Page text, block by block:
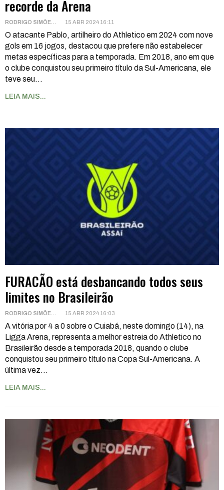
recorde da Arena
15 ABR 2024 16:11
O atacante Pablo, artilheiro do Athletico em 2024 com nove
gols em 16 jogos, destacou que prefere não estabelecer
metas específicas para a temporada. Em 2018, ano em que
o clube conquistou seu primeiro título da Sul-Americana, ele
teve seu…
LEIA MAIS...
FURACÃO está desbancando todos seus
limites no Brasileirão
15 ABR 2024 16:03
A vitória por 4 a 0 sobre o Cuiabá, neste domingo (14), na
Ligga Arena, representa a melhor estreia do Athletico no
Brasileirão desde a temporada 2018, quando o clube
conquistou seu primeiro título na Copa Sul-Americana. A
última vez…
LEIA MAIS...